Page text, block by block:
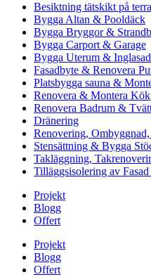
Besiktning tätskikt på
Bygga Altan & Pooldäck
Bygga Bryggor &
Bygga Carport & Garage
Bygga Uterum &
Fasadbyte & Renovera
Platsbygga sauna &
Renovera & Montera Kök
Renovera Badrum &
Dränering
Renovering,
Stensättning & Bygga
Takläggning,
Tilläggsisolering av
Projekt
Blogg
Offert
Projekt
Blogg
Offert